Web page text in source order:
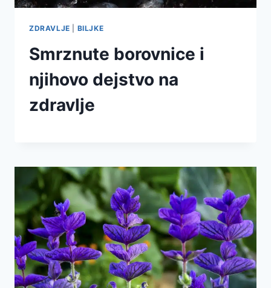
ZDRAVLJE BILJKE
Smrznute borovnice i
njihovo dejstvo na
zdravlje